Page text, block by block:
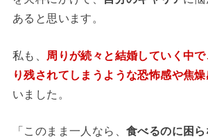
あると思います。
私も、
周りが続々と結婚していく中
り残されてしまうような恐怖感や焦燥
いました。
「このまま一人なら、 食べるのに困